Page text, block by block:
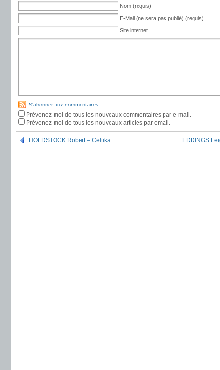
Nom (requis)
E-Mail (ne sera pas publié) (requis)
Site internet
S'abonner aux commentaires
Prévenez-moi de tous les nouveaux commentaires par e-mail.
Prévenez-moi de tous les nouveaux articles par email.
HOLDSTOCK Robert – Celtika EDDINGS